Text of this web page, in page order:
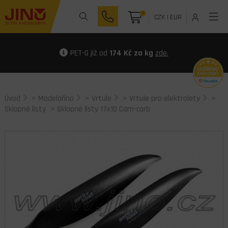
0 CZK| EUR
PET-G již od 174 Kč za kg zde.
Úvod > Modelařina > Vrtule > Vrtule pro elektrolety
>
Sklopné listy > Sklopné listy 17x10 Cam-carb